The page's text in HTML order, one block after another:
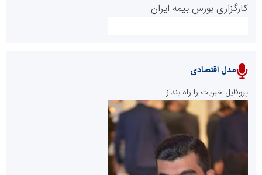
پایگاه خبری نهضت ملی مسکن
کارگزاری بورس بیمه ایران
سازمان بورس و اوراق بهادار
مدل اقتصادی
پروفایل خبریت را راه بنداز